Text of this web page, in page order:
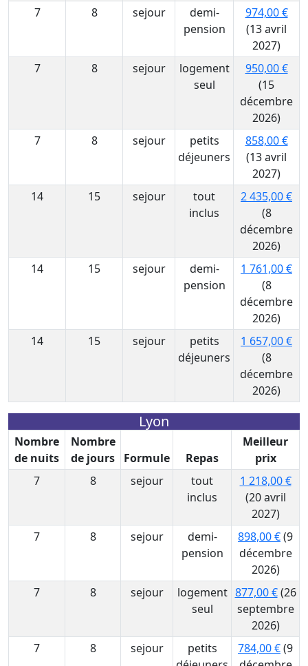
7
8 sejour
demi-
pension
974,00 €
(13 avril
2027)
7
8 sejour
logement
seul
950,00 €
(15
décembre
2026)
7
8 sejour
petits
déjeuners
858,00 €
(13 avril
2027)
14
15 sejour
tout
inclus
2 435,00 €
(8
décembre
2026)
14
15 sejour
demi-
pension
1 761,00 €
(8
décembre
2026)
14
15 sejour
petits
déjeuners
1 657,00 €
(8
décembre
2026)
Lyon
Nombre
de nuits
Nombre
de jours
Formule Repas
Meilleur
prix
7
8 sejour
tout
inclus
1 218,00 €
(20 avril
2027)
7
8 sejour
demi-
pension
898,00 €(9
décembre
2026)
7
8 sejour
logement
seul
877,00 €(26
septembre
2026)
7
8 sejour
petits
784,00 €(9